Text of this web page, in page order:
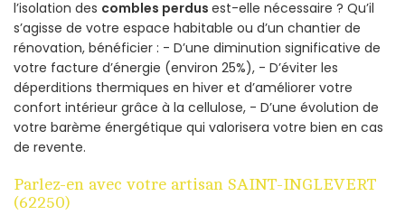
l’isolation des combles perdus est-elle nécessaire ? Qu’il
s’agisse de votre espace habitable ou d’un chantier de
rénovation, bénéficier : - D’une diminution significative de
votre facture d’énergie (environ 25%), - D’éviter les
déperditions thermiques en hiver et d’améliorer votre
confort intérieur grâce à la cellulose, - D’une évolution de
votre barème énergétique qui valorisera votre bien en cas
de revente.
Parlez-en avec votre artisan SAINT-INGLEVERT
(62250)